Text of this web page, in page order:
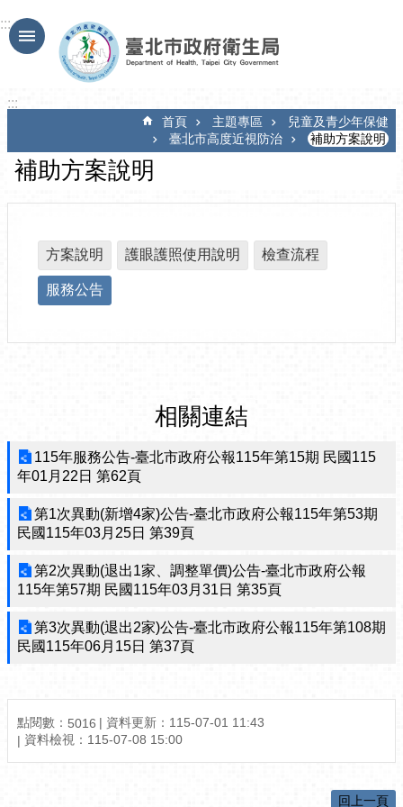
跳到主要內容區塊
:::
:::
首頁 主題專區
兒童及青少年保健
臺北市高度近視防治
補助方案說明
補助方案說明
方案說明 護眼護照使用說明 檢查流程
服務公告
相關連結
115年服務公告-臺北市政府公報115年第15期 民國115
年01月22日 第62頁
第1次異動(新增4家)公告-臺北市政府公報115年第53期
民國115年03月25日 第39頁
第2次異動(退出1家、調整單價)公告-臺北市政府公報
115年第57期 民國115年03月31日 第35頁
第3次異動(退出2家)公告-臺北市政府公報115年第108期
民國115年06月15日 第37頁
點閱數： 5016 資料更新： 115-07-01 11:43
資料檢視： 115-07-08 15:00
回上一頁